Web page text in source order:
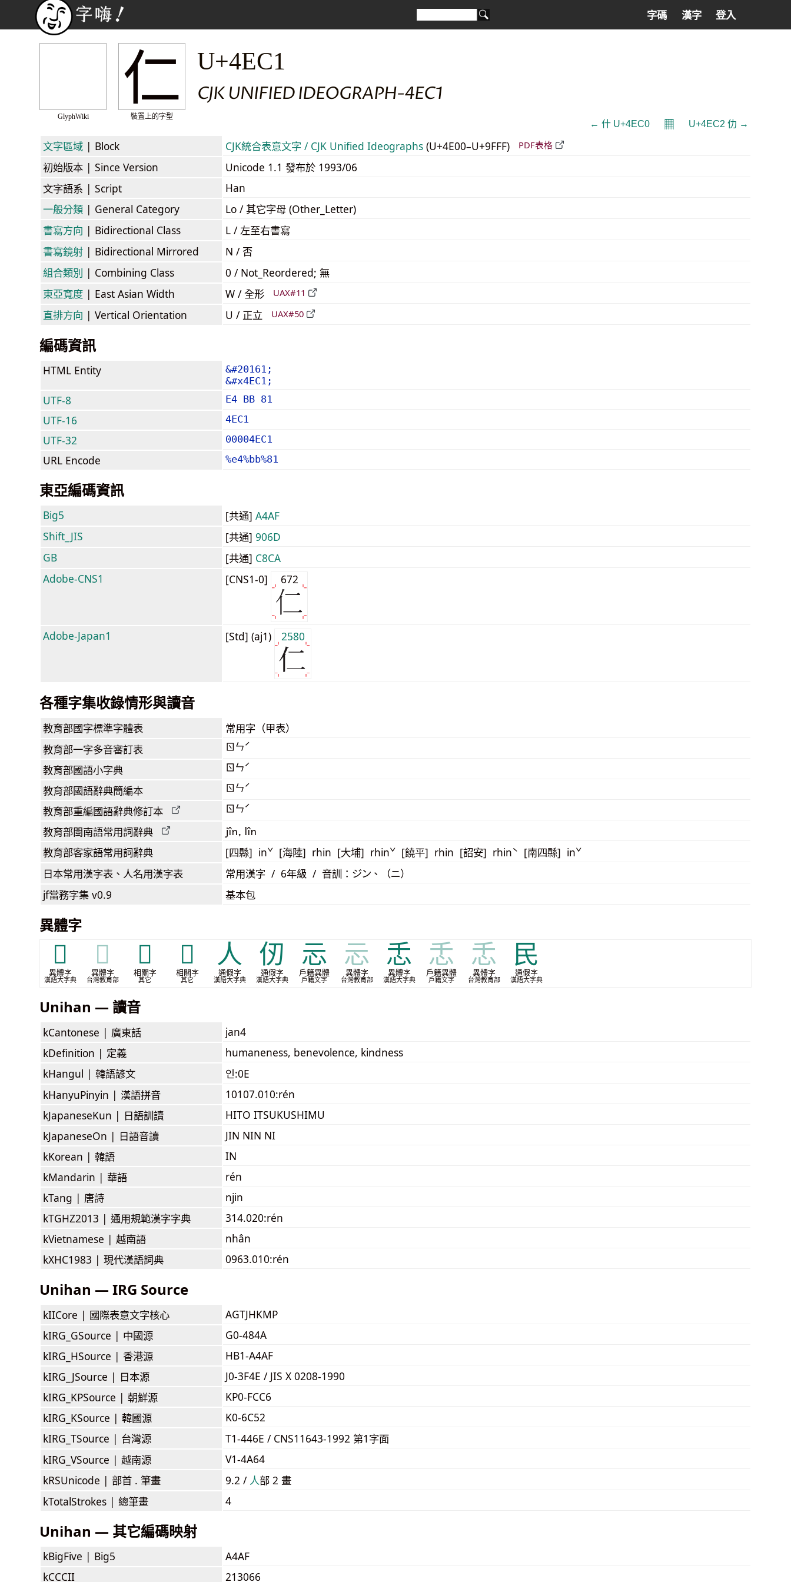
字碼 漢字 登入
GlyphWiki
仁
裝置上的字型
U+4EC1
CJK UNIFIED IDEOGRAPH-4EC1
← 什 U+4EC0 𝄜 U+4EC2 仂 →
文字區域 | Block CJK統合表意文字 / CJK Unified Ideographs (U+4E00–U+9FFF) PDF表格
初始版本 | Since Version
Unicode 1.1 發布於 1993/06
文字語系 | Script
Han
一般分類 | General Category
Lo / 其它字母 (Other_Letter)
書寫方向 | Bidirectional Class
L / 左至右書寫
書寫鏡射 | Bidirectional Mirrored
N / 否
組合類別 | Combining Class
0 / Not_Reordered; 無
東亞寬度 | East Asian Width W / 全形 UAX#11
直排方向 | Vertical Orientation U / 正立 UAX#50
編碼資訊
HTML Entity
&#20161;
&#x4EC1;
UTF-8 E4 BB 81
UTF-16 4EC1
UTF-32 00004EC1
URL Encode %e4%bb%81
東亞編碼資訊
Big5 [共通] A4AF
Shift_JIS
[共通] 906D
GB
[共通] C8CA
Adobe-CNS1
[CNS1-0] 672
Adobe-Japan1 [Std] (aj1) 2580
各種字集收錄情形與讀音
教育部國字標準字體表 常用字（甲表）
教育部一字多音審訂表 ㄖㄣˊ
教育部國語小字典 ㄖㄣˊ
教育部國語辭典簡編本 ㄖㄣˊ
教育部重編國語辭典修訂本 ㄖㄣˊ
教育部閩南語常用詞辭典 jîn, lîn
教育部客家語常用詞辭典 [四縣] inˇ [海陸] rhin [大埔] rhinˇ [饒平] rhin [詔安] rhinˋ [南四縣] inˇ
日本常用漢字表 、人名用漢字表 常用漢字 / 6年級 / 音訓：ジン、（ニ）
jf當務字集 v0.9 基本包
異體字
𡰥
異體字
漢語大字典
𡰥
異體字
台灣教育部
𰐼
相關字
其它
𰑢
相關字
其它
人
通假字
漢語大字典
仞
通假字
漢語大字典
忈
戶籍異體
戶籍文字
忈
異體字
台灣教育部
忎
異體字
漢語大字典
忎
戶籍異體
戶籍文字
忎
異體字
台灣教育部
民
通假字
漢語大字典
Unihan — 讀音
kCantonese | 廣東話
jan4
kDefinition | 定義
humaneness, benevolence, kindness
kHangul | 韓語諺文
인:0E
kHanyuPinyin | 漢語拼音
10107.010:rén
kJapaneseKun | 日語訓讀
HITO ITSUKUSHIMU
kJapaneseOn | 日語音讀
JIN NIN NI
kKorean | 韓語
IN
kMandarin | 華語
rén
kTang | 唐詩
njin
kTGHZ2013 | 通用規範漢字字典
314.020:rén
kVietnamese | 越南語
nhân
kXHC1983 | 現代漢語詞典 0963.010:rén
Unihan — IRG Source
kIICore | 國際表意文字核心
AGTJHKMP
kIRG_GSource | 中國源
G0-484A
kIRG_HSource | 香港源
HB1-A4AF
kIRG_JSource | 日本源
J0-3F4E / JIS X 0208-1990
kIRG_KPSource | 朝鮮源
KP0-FCC6
kIRG_KSource | 韓國源
K0-6C52
kIRG_TSource | 台灣源
T1-446E / CNS11643-1992 第1字面
kIRG_VSource | 越南源
V1-4A64
kRSUnicode | 部首 . 筆畫 9.2 / ⼈部 2 畫
kTotalStrokes | 總筆畫 4
Unihan — 其它編碼映射
kBigFive | Big5
A4AF
kCCCII
213066